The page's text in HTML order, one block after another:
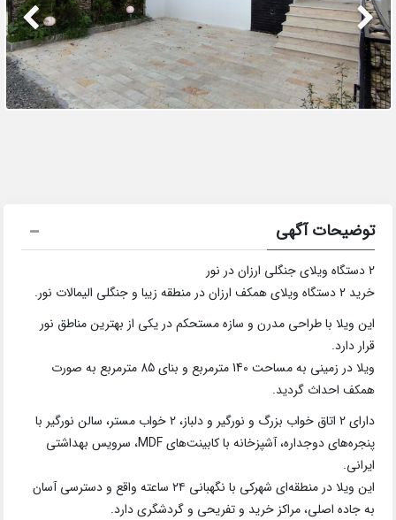
توضیحات آگهی
2 دستگاه ویلای جنگلی ارزان در نور
خرید 2 دستگاه ویلای همکف ارزان در منطقه زیبا و جنگلی الیمالات نور.
این ویلا با طراحی مدرن و سازه مستحکم در یکی از بهترین مناطق نور
قرار دارد.
ویلا در زمینی به مساحت 140 مترمربع و بنای 85 مترمربع به صورت
همکف احداث گردید.
دارای 2 اتاق خواب بزرگ و نورگیر و دلباز، 2 خواب مستر، سالن نورگیر با
پنجره‌های دوجداره، آشپزخانه با کابینت‌های MDF، سرویس بهداشتی
ایرانی.
این ویلا در منطقه‌ای شهرکی با نگهبانی ۲۴ ساعته واقع و دسترسی آسان
به جاده اصلی، مراکز خرید و تفریحی و گردشگری دارد.